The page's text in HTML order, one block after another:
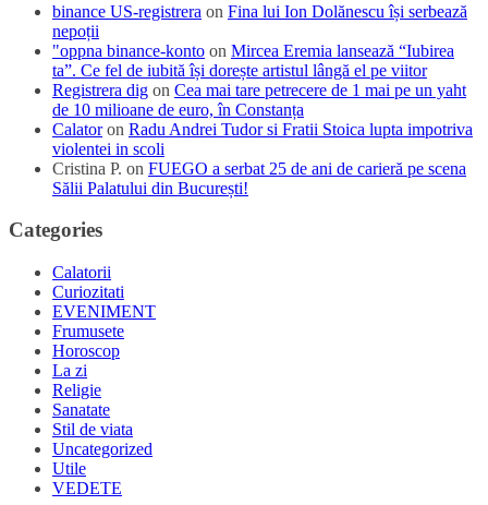
binance US-registrera on Fina lui Ion Dolănescu își serbează
nepoții
"oppna binance-konto on Mircea Eremia lansează “Iubirea
ta”. Ce fel de iubită își dorește artistul lângă el pe viitor
Registrera dig on Cea mai tare petrecere de 1 mai pe un yaht
de 10 milioane de euro, în Constanța
Calatoron Radu Andrei Tudor si Fratii Stoica lupta impotriva
violentei in scoli
Cristina P. on FUEGO a serbat 25 de ani de carieră pe scena
Sălii Palatului din București!
Categories
Calatorii
Curiozitati
EVENIMENT
Frumusete
Horoscop
La zi
Religie
Sanatate
Stil de viata
Uncategorized
Utile
VEDETE